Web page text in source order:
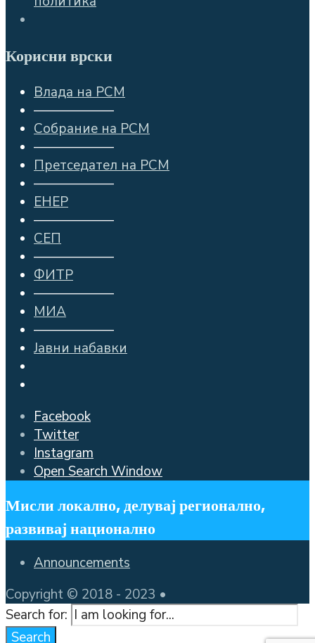
Корисни врски
Влада на РСМ
——————
Собрание на РСМ
——————
Претседател на РСМ
——————
ЕНЕР
——————
СЕП
——————
ФИТР
——————
МИА
——————
Јавни набавки
Facebook
Twitter
Instagram
Open Search Window
Мисли локално, делувај регионално,
развивај национално
Announcements
Copyright © 2018 - 2023 •
Search for:
Search